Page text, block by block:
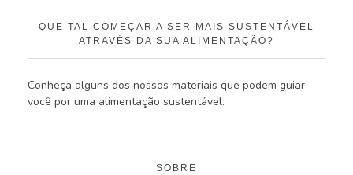
QUE TAL COMEÇAR A SER MAIS SUSTENTÁVEL
ATRAVÉS DA SUA ALIMENTAÇÃO?
Conheça alguns dos nossos materiais que podem guiar
você por uma alimentação sustentável.
SOBRE